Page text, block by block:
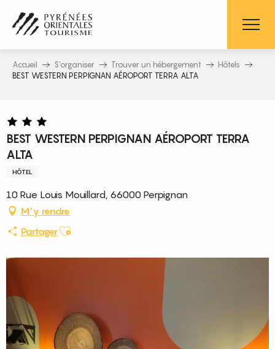
contenu
principal
Accueil S’organiser Trouver un hébergement
Hôtels
BEST WESTERN PERPIGNAN AÉROPORT TERRA ALTA
BEST WESTERN PERPIGNAN AÉROPORT TERRA
ALTA
HÔTEL
10 Rue Louis Mouillard, 66000 Perpignan
M'y rendre
PartagerAjouter aux favoris